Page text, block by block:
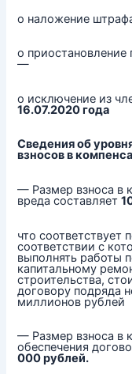
о наложение
о приостановление
—
о исключение из
16.07.2020 года
Сведения об
взносов в
— Размер взноса в
вреда составляет
что соответствует
соответствии с
выполнять работы
капитальному
строительства,
договору подряда
миллионов рублей
— Размер взноса в
обеспечения
000 рублей.